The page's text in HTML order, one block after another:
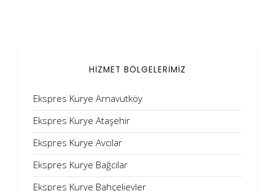
HİZMET BÖLGELERİMİZ
Ekspres Kurye Arnavutköy
Ekspres Kurye Ataşehir
Ekspres Kurye Avcılar
Ekspres Kurye Bağcılar
Ekspres Kurye Bahçelievler